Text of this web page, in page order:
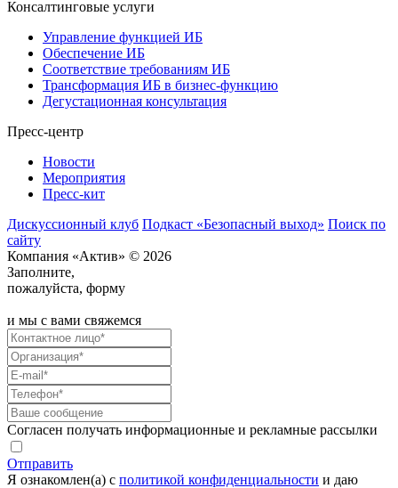
Консалтинговые услуги
Управление функцией ИБ
Обеспечение ИБ
Соответствие требованиям ИБ
Трансформация ИБ в бизнес-функцию
Дегустационная консультация
Пресс-центр
Новости
Мероприятия
Пресс-кит
Дискуссионный клуб Подкаст «Безопасный выход» Поиск по
сайту
Компания «Актив» © 2026
Заполните,
пожалуйста, форму
и мы с вами свяжемся
Согласен получать информационные и рекламные рассылки
Отправить
Я ознакомлен(а) с политикой конфиденциальности и даю